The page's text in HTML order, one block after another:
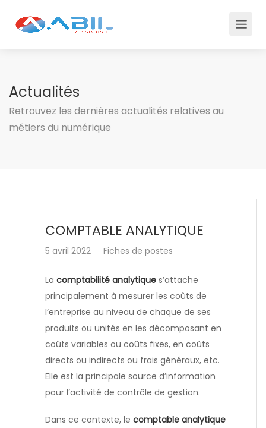
Actualités
Retrouvez les dernières actualités relatives au
métiers du numérique
COMPTABLE ANALYTIQUE
5 avril 2022 Fiches de postes
La comptabilité analytique s’attache
principalement à mesurer les coûts de
l’entreprise au niveau de chaque de ses
produits ou unités en les décomposant en
coûts variables ou coûts fixes, en coûts
directs ou indirects ou frais généraux, etc.
Elle est la principale source d’information
pour l’activité de contrôle de gestion.
Dans ce contexte, le comptable analytique